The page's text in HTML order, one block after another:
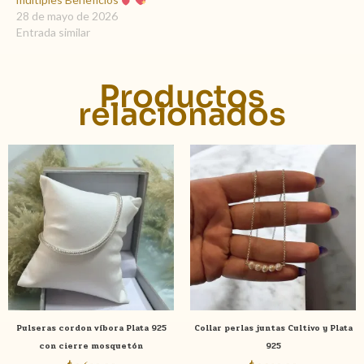
28 de mayo de 2026
Entrada similar
Productos
relacionados
Pulseras cordon víbora Plata 925
con cierre mosquetón
Collar perlas juntas Cultivo y Plata
925